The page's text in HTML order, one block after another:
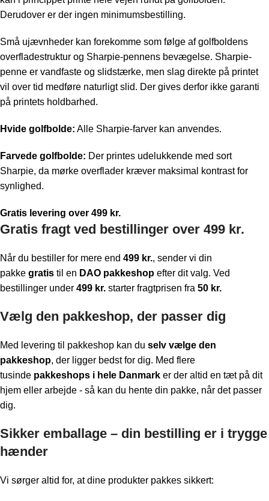
Derudover er der ingen minimumsbestilling.
Små ujævnheder kan forekomme som følge af golfboldens
overfladestruktur og Sharpie-pennens bevægelse. Sharpie-
penne er vandfaste og slidstærke, men slag direkte på printet
vil over tid medføre naturligt slid. Der gives derfor ikke garanti
på printets holdbarhed.
Hvide golfbolde: Alle Sharpie-farver kan anvendes.
Farvede golfbolde: Der printes udelukkende med sort
Sharpie, da mørke overflader kræver maksimal kontrast for
synlighed.
Gratis levering over 499 kr.
Gratis fragt ved bestillinger over 499 kr.
Når du bestiller for mere end 499 kr., sender vi din
pakke gratis til en DAO pakkeshop efter dit valg. Ved
bestillinger under 499 kr. starter fragtprisen fra 50 kr.
Vælg den pakkeshop, der passer dig
Med levering til pakkeshop kan du selv vælge den
pakkeshop, der ligger bedst for dig. Med flere
tusinde pakkeshops i hele Danmark er der altid en tæt på dit
hjem eller arbejde - så kan du hente din pakke, når det passer
dig.
Sikker emballage – din bestilling er i trygge
hænder
Vi sørger altid for, at dine produkter pakkes sikkert: